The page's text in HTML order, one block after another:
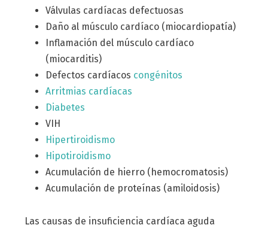
Válvulas cardíacas defectuosas
Daño al músculo cardíaco (miocardiopatía)
Inflamación del músculo cardíaco
(miocarditis)
Defectos cardíacos congénitos
Arritmias cardíacas
Diabetes
VIH
Hipertiroidismo
Hipotiroidismo
Acumulación de hierro (hemocromatosis)
Acumulación de proteínas (amiloidosis)
Las causas de insuficiencia cardíaca aguda